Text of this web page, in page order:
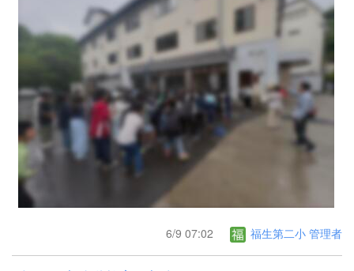
6/9 07:02 福生第二小 管理者